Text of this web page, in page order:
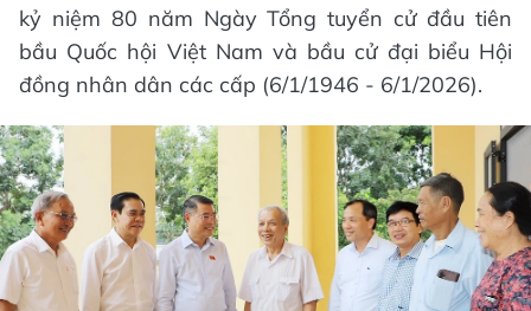
kỷ niệm 80 năm Ngày Tổng tuyển cử đầu tiên
bầu Quốc hội Việt Nam và bầu cử đại biểu Hội
đồng nhân dân các cấp (6/1/1946 - 6/1/2026).